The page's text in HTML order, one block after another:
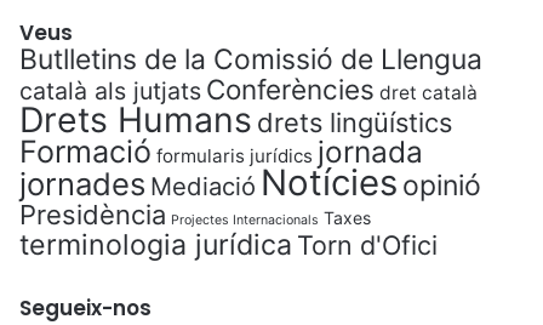
Veus
Butlletins de la Comissió de Llengua
català als jutjats Conferències dret català
Drets Humans drets lingüístics
Formació formularis jurídics jornada
jornades Mediació Notícies opinió
Presidència Projectes Internacionals Taxes
terminologia jurídica Torn d'Ofici
Segueix-nos